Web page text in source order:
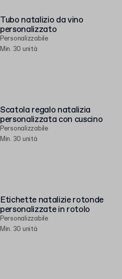
Tubo natalizio da vino
personalizzato
Personalizzabile
Min. 30 unità
Scatola regalo natalizia
personalizzata con cuscino
Personalizzabile
Min. 30 unità
Etichette natalizie rotonde
personalizzate in rotolo
Personalizzabile
Min. 30 unità